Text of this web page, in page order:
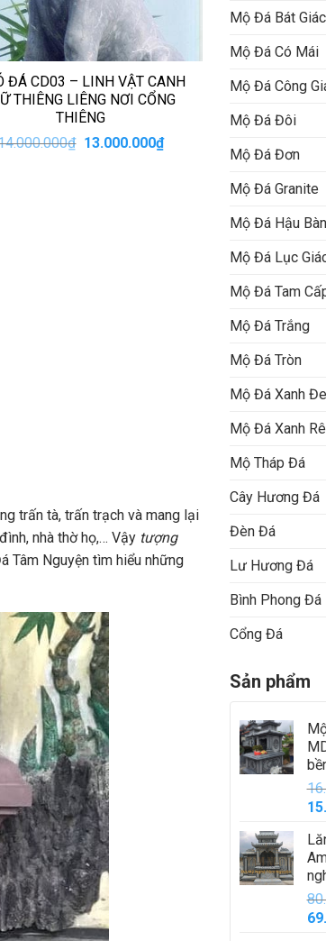
ĐÁ CD03 – LINH VẬT CANH
THIÊNG LIÊNG NƠI CỔNG
THIÊNG
₫ Giá
13.000.000₫Giá
hiện
13.000.000₫.
trấn tà, trấn trạch và mang lại
nhà thờ họ,… Vậy tượng
Tâm Nguyện tìm hiểu những
Mộ Đá Bát Giác
Mộ Đá Có Mái
Mộ Đá Công
Mộ Đá Đôi
Mộ Đá Đơn
Mộ Đá Granite
Mộ Đá Hậu
Mộ Đá Lục
Mộ Đá Tam
Mộ Đá Trắng
Mộ Đá Tròn
Mộ Đá Xanh
Mộ Đá Xanh
Mộ Tháp Đá
Cây Hương Đá
Đèn Đá
Lư Hương Đá
Bình Phong Đá
Cổng Đá
Sản phẩm
Giá
là:
Giá